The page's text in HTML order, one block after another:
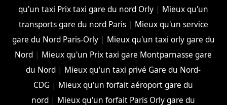
qu'un taxi Prix taxi gare du nord Orly | Mieux qu'un
transports gare du nord Paris| Mieux qu'un service
gare du Nord Paris-Orly| Mieux qu'un taxi orly gare du
Nord | Mieux qu'un Prix taxi gare Montparnasse gare
du Nord | Mieux qu'un taxi privé Gare du Nord-
CDG | Mieux qu'un forfait aéroport gare du
nord | Mieux qu'un forfait Paris Orly gare du